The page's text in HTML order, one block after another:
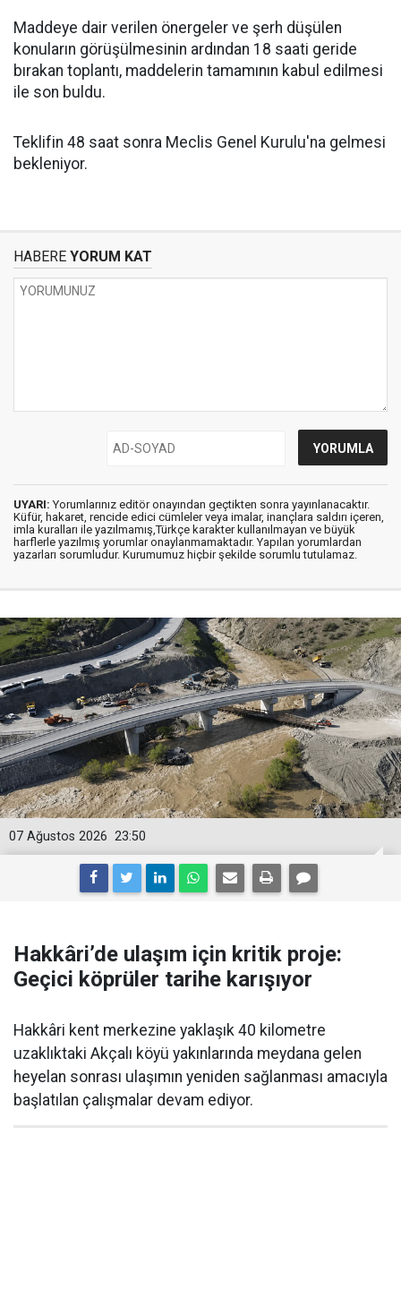
Maddeye dair verilen önergeler ve şerh düşülen
konuların görüşülmesinin ardından 18 saati geride
bırakan toplantı, maddelerin tamamının kabul edilmesi
ile son buldu.
Teklifin 48 saat sonra Meclis Genel Kurulu'na gelmesi
bekleniyor.
HABERE YORUM KAT
UYARI: Yorumlarınız editör onayından geçtikten sonra yayınlanacaktır.
Küfür, hakaret, rencide edici cümleler veya imalar, inançlara saldırı içeren,
imla kuralları ile yazılmamış,Türkçe karakter kullanılmayan ve büyük
harflerle yazılmış yorumlar onaylanmamaktadır. Yapılan yorumlardan
yazarları sorumludur. Kurumumuz hiçbir şekilde sorumlu tutulamaz.
23:50
07 Ağustos 2026
Hakkâri’de ulaşım için kritik proje:
Geçici köprüler tarihe karışıyor
Hakkâri kent merkezine yaklaşık 40 kilometre
uzaklıktaki Akçalı köyü yakınlarında meydana gelen
heyelan sonrası ulaşımın yeniden sağlanması amacıyla
başlatılan çalışmalar devam ediyor.